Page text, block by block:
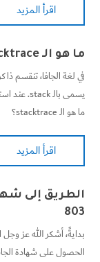
اقرأ المزيد
ما هو الـ stacktrace؟
ما هو الـ stacktrace؟
اقرأ المزيد
803
بدايةً، أشكر الله عز وجل